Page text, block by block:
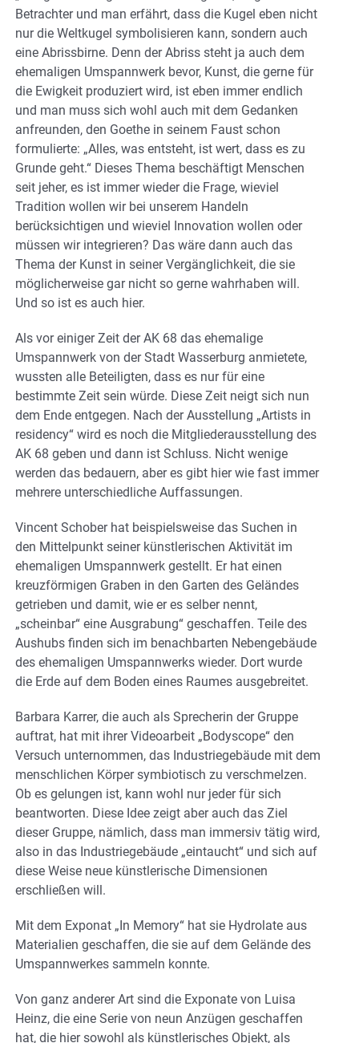
Betrachter und man erfährt, dass die Kugel eben nicht
nur die Weltkugel symbolisieren kann, sondern auch
eine Abrissbirne. Denn der Abriss steht ja auch dem
ehemaligen Umspannwerk bevor, Kunst, die gerne für
die Ewigkeit produziert wird, ist eben immer endlich
und man muss sich wohl auch mit dem Gedanken
anfreunden, den Goethe in seinem Faust schon
formulierte: „Alles, was entsteht, ist wert, dass es zu
Grunde geht.“ Dieses Thema beschäftigt Menschen
seit jeher, es ist immer wieder die Frage, wieviel
Tradition wollen wir bei unserem Handeln
berücksichtigen und wieviel Innovation wollen oder
müssen wir integrieren? Das wäre dann auch das
Thema der Kunst in seiner Vergänglichkeit, die sie
möglicherweise gar nicht so gerne wahrhaben will.
Und so ist es auch hier.
Als vor einiger Zeit der AK 68 das ehemalige
Umspannwerk von der Stadt Wasserburg anmietete,
wussten alle Beteiligten, dass es nur für eine
bestimmte Zeit sein würde. Diese Zeit neigt sich nun
dem Ende entgegen. Nach der Ausstellung „Artists in
residency“ wird es noch die Mitgliederausstellung des
AK 68 geben und dann ist Schluss. Nicht wenige
werden das bedauern, aber es gibt hier wie fast immer
mehrere unterschiedliche Auffassungen.
Vincent Schober hat beispielsweise das Suchen in
den Mittelpunkt seiner künstlerischen Aktivität im
ehemaligen Umspannwerk gestellt. Er hat einen
kreuzförmigen Graben in den Garten des Geländes
getrieben und damit, wie er es selber nennt,
„scheinbar“ eine Ausgrabung“ geschaffen. Teile des
Aushubs finden sich im benachbarten Nebengebäude
des ehemaligen Umspannwerks wieder. Dort wurde
die Erde auf dem Boden eines Raumes ausgebreitet.
Barbara Karrer, die auch als Sprecherin der Gruppe
auftrat, hat mit ihrer Videoarbeit „Bodyscope“ den
Versuch unternommen, das Industriegebäude mit dem
menschlichen Körper symbiotisch zu verschmelzen.
Ob es gelungen ist, kann wohl nur jeder für sich
beantworten. Diese Idee zeigt aber auch das Ziel
dieser Gruppe, nämlich, dass man immersiv tätig wird,
also in das Industriegebäude „eintaucht“ und sich auf
diese Weise neue künstlerische Dimensionen
erschließen will.
Mit dem Exponat „In Memory“ hat sie Hydrolate aus
Materialien geschaffen, die sie auf dem Gelände des
Umspannwerkes sammeln konnte.
Von ganz anderer Art sind die Exponate von Luisa
Heinz, die eine Serie von neun Anzügen geschaffen
hat, die hier sowohl als künstlerisches Objekt, als